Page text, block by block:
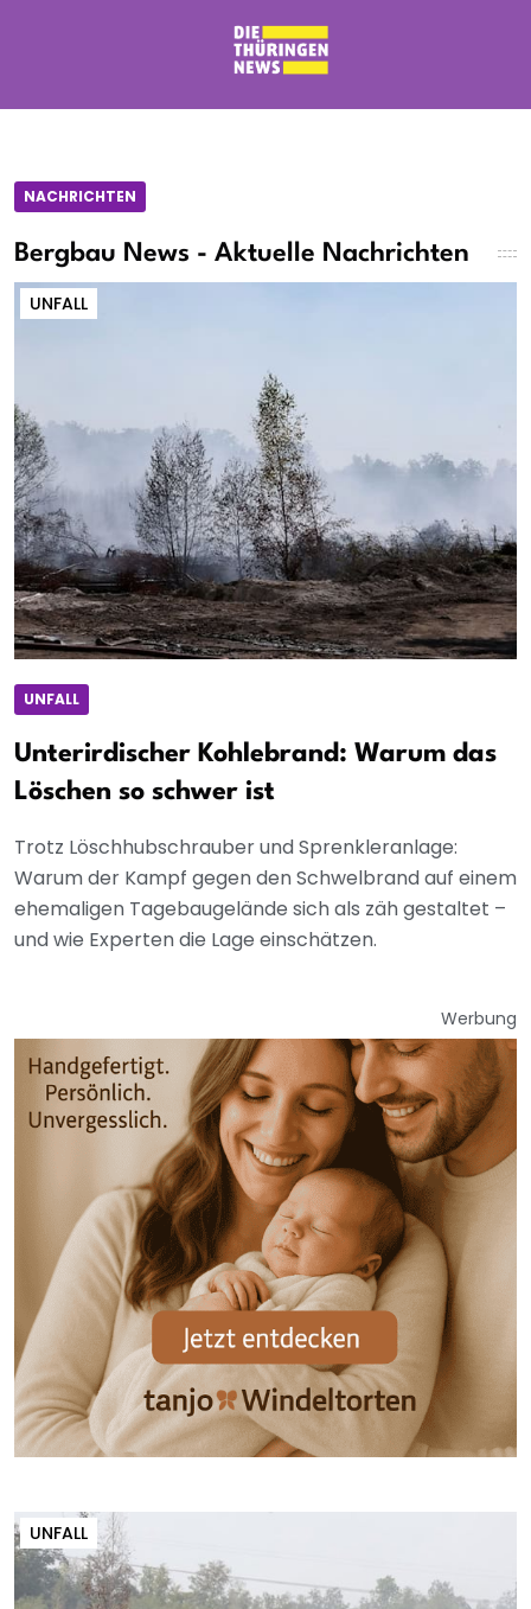
NACHRICHTEN
Bergbau News - Aktuelle Nachrichten
UNFALL
UNFALL
Unterirdischer Kohlebrand: Warum das
Löschen so schwer ist
Trotz Löschhubschrauber und Sprenkleranlage:
Warum der Kampf gegen den Schwelbrand auf einem
ehemaligen Tagebaugelände sich als zäh gestaltet –
und wie Experten die Lage einschätzen.
Werbung
UNFALL